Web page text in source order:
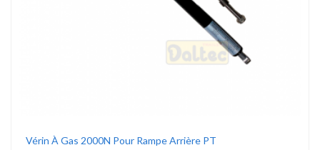
Vérin À Gas 2000N Pour Rampe Arrière PT